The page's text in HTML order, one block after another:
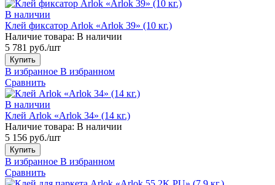
В наличии
Клей фиксатор Arlok «Arlok 39» (10 кг.)
Наличие товара: В наличии
5 781 руб./шт
Купить
В избранное В избранном
Сравнить
В наличии
Клей Arlok «Arlok 34» (14 кг.)
Наличие товара: В наличии
5 156 руб./шт
Купить
В избранное В избранном
Сравнить